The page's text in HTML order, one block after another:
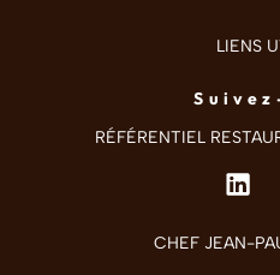
LIENS
RÉFÉRENTIEL
CHEF JEAN-